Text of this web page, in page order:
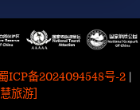
ICP备2024094548号-2 |
旅游]